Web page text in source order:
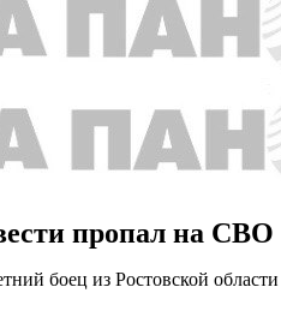
пропал на СВО
боец из Ростовской